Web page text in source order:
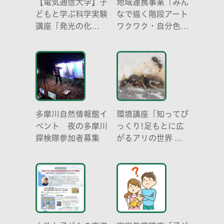
【電気通信大学】子
どもと学ぶ科学実験
講座「発光の化
い光-」
地域連携事業「みん
なで描く階段アート
ワクワク・自分色の
多摩川自然情報館イ
ベント 夜の多摩川
探検隊参加者募集
環境講座「知ってび
っくり!足もとに広
がるアリの世界 ア
成り立ち、生態系に
おける役割」